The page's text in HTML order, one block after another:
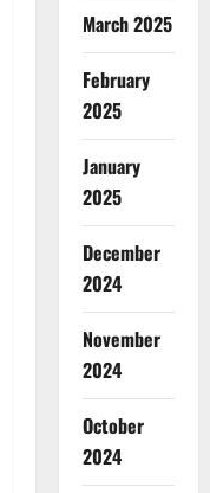
March 2025
February
2025
January
2025
December
2024
November
2024
October
2024